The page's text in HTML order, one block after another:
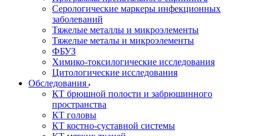
Серологические маркеры инфекционных
заболеваний
Тяжелые металлы и микроэлементы
Тяжелые металы и микроэлементы
ФБУЗ
Химико-токсилогические исследования
Цитологические исследования
Обследования
КТ брюшной полости и забрюшинного
пространства
КТ головы
КТ костно-суставной системы